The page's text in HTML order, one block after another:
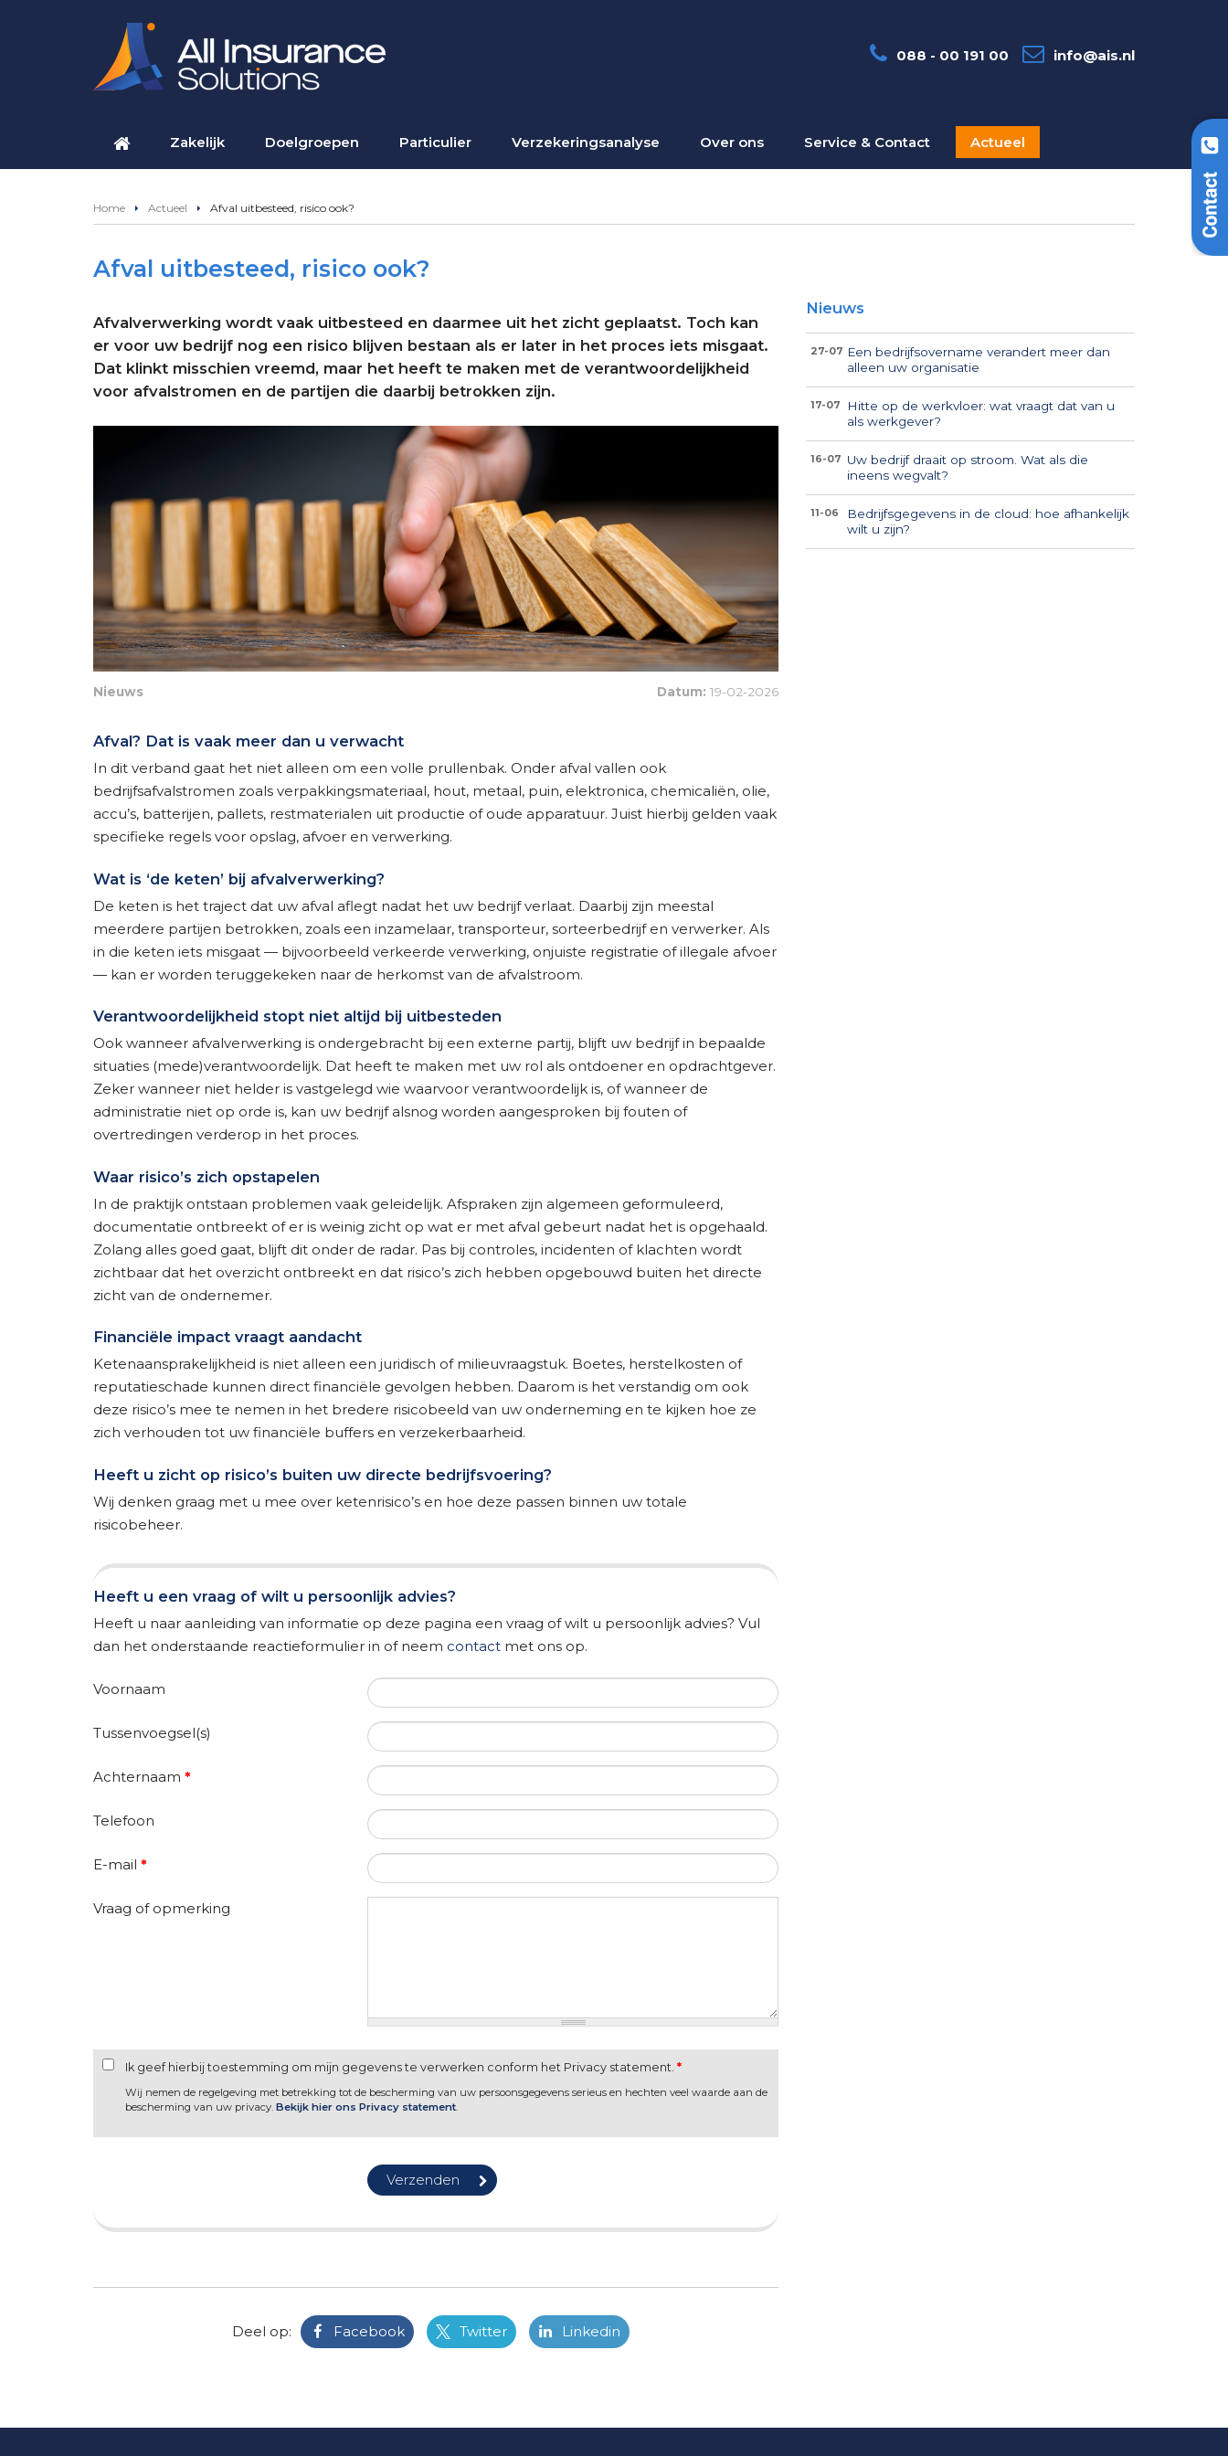
088 - 00 191 00 info@ais.nl
Zakelijk Doelgroepen Particulier Verzekeringsanalyse Over ons Service & Contact Actueel
Home Actueel Afval uitbesteed, risico ook?
Afval uitbesteed, risico ook?
Afvalverwerking wordt vaak uitbesteed en daarmee uit het zicht geplaatst. Toch kan
er voor uw bedrijf nog een risico blijven bestaan als er later in het proces iets misgaat.
Dat klinkt misschien vreemd, maar het heeft te maken met de verantwoordelijkheid
voor afvalstromen en de partijen die daarbij betrokken zijn.
Nieuws Datum: 19-02-2026
Afval? Dat is vaak meer dan u verwacht
In dit verband gaat het niet alleen om een volle prullenbak. Onder afval vallen ook
bedrijfsafvalstromen zoals verpakkingsmateriaal, hout, metaal, puin, elektronica, chemicaliën, olie,
accu’s, batterijen, pallets, restmaterialen uit productie of oude apparatuur. Juist hierbij gelden vaak
specifieke regels voor opslag, afvoer en verwerking.
Wat is ‘de keten’ bij afvalverwerking?
De keten is het traject dat uw afval aflegt nadat het uw bedrijf verlaat. Daarbij zijn meestal
meerdere partijen betrokken, zoals een inzamelaar, transporteur, sorteerbedrijf en verwerker. Als
in die keten iets misgaat — bijvoorbeeld verkeerde verwerking, onjuiste registratie of illegale afvoer
— kan er worden teruggekeken naar de herkomst van de afvalstroom.
Verantwoordelijkheid stopt niet altijd bij uitbesteden
Ook wanneer afvalverwerking is ondergebracht bij een externe partij, blijft uw bedrijf in bepaalde
situaties (mede)verantwoordelijk. Dat heeft te maken met uw rol als ontdoener en opdrachtgever.
Zeker wanneer niet helder is vastgelegd wie waarvoor verantwoordelijk is, of wanneer de
administratie niet op orde is, kan uw bedrijf alsnog worden aangesproken bij fouten of
overtredingen verderop in het proces.
Waar risico’s zich opstapelen
In de praktijk ontstaan problemen vaak geleidelijk. Afspraken zijn algemeen geformuleerd,
documentatie ontbreekt of er is weinig zicht op wat er met afval gebeurt nadat het is opgehaald.
Zolang alles goed gaat, blijft dit onder de radar. Pas bij controles, incidenten of klachten wordt
zichtbaar dat het overzicht ontbreekt en dat risico’s zich hebben opgebouwd buiten het directe
zicht van de ondernemer.
Financiële impact vraagt aandacht
Ketenaansprakelijkheid is niet alleen een juridisch of milieuvraagstuk. Boetes, herstelkosten of
reputatieschade kunnen direct financiële gevolgen hebben. Daarom is het verstandig om ook
deze risico’s mee te nemen in het bredere risicobeeld van uw onderneming en te kijken hoe ze
zich verhouden tot uw financiële buffers en verzekerbaarheid.
Heeft u zicht op risico’s buiten uw directe bedrijfsvoering?
Wij denken graag met u mee over ketenrisico’s en hoe deze passen binnen uw totale
risicobeheer.
Heeft u een vraag of wilt u persoonlijk advies?
Heeft u naar aanleiding van informatie op deze pagina een vraag of wilt u persoonlijk advies? Vul
dan het onderstaande reactieformulier in of neem contact met ons op.
Voornaam
Tussenvoegsel(s)
Achternaam *
Telefoon
E-mail *
Vraag of opmerking
Ik geef hierbij toestemming om mijn gegevens te verwerken conform het Privacy statement. *
Wij nemen de regelgeving met betrekking tot de bescherming van uw persoonsgegevens serieus en hechten veel waarde aan de
bescherming van uw privacy. Bekijk hier ons Privacy statement.
Deel op: Facebook Twitter Linkedin
Nieuws
27-07 Een bedrijfsovername verandert meer dan
alleen uw organisatie
17-07
Hitte op de werkvloer: wat vraagt dat van u
als werkgever?
16-07
Uw bedrijf draait op stroom. Wat als die
ineens wegvalt?
11-06
Bedrijfsgegevens in de cloud: hoe afhankelijk
wilt u zijn?